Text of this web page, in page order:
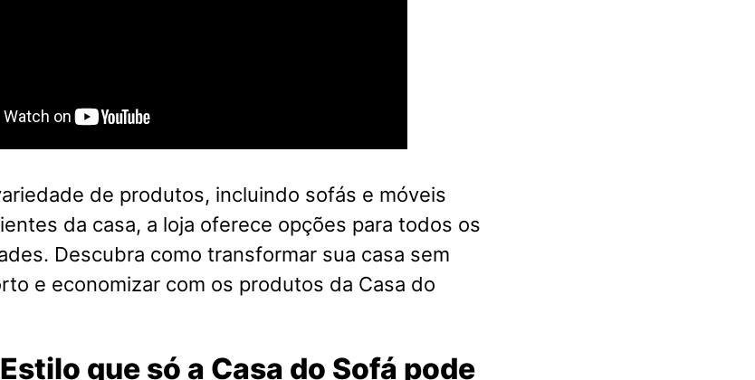
de produtos, incluindo sofás e móveis
da casa, a loja oferece opções para todos os
Descubra como transformar sua casa sem
e economizar com os produtos da Casa do
que só a Casa do Sofá pode